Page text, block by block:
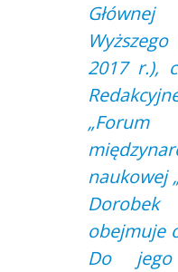
2017 r.),
„Forum
naukowej
obejmuje
Do jego